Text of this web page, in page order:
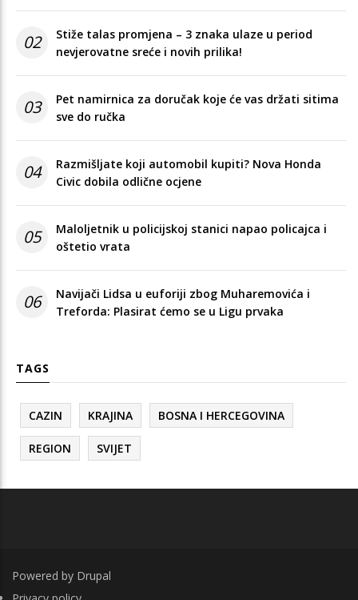
02
Stiže talas promjena – 3 znaka ulaze u period
nevjerovatne sreće i novih prilika!
03
Pet namirnica za doručak koje će vas držati sitima
sve do ručka
04
Razmišljate koji automobil kupiti? Nova Honda
Civic dobila odlične ocjene
05
Maloljetnik u policijskoj stanici napao policajca i
oštetio vrata
06
Navijači Lidsa u euforiji zbog Muharemovića i
Treforda: Plasirat ćemo se u Ligu prvaka
TAGS
CAZIN KRAJINA BOSNA I HERCEGOVINA
REGION SVIJET
Powered by Drupal
FOOTER